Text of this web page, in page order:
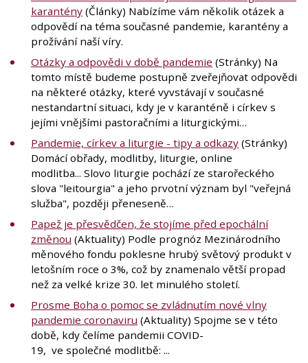
karantény (Články) Nabízíme vám několik otázek a
odpovědí na téma současné pandemie, karantény a
prožívání naší víry.
Otázky a odpovědi v době pandemie (Stránky) Na
tomto místě budeme postupně zveřejňovat odpovědi
na některé otázky, které vyvstávají v současné
nestandartní situaci, kdy je v karanténě i církev s
jejími vnějšími pastoračními a liturgickými…
Pandemie, církev a liturgie - tipy a odkazy (Stránky)
Domácí obřady, modlitby, liturgie, online
modlitba... Slovo liturgie pochází ze starořeckého
slova "leitourgia" a jeho prvotní význam byl "veřejná
služba", později přeneseně…
Papež je přesvědčen, že stojíme před epochální
změnou (Aktuality) Podle prognóz Mezinárodního
měnového fondu poklesne hrubý světový produkt v
letošním roce o 3%, což by znamenalo větší propad
než za velké krize 30. let minulého století.
Prosme Boha o pomoc se zvládnutím nové vlny
pandemie coronaviru (Aktuality) Spojme se v této
době, kdy čelíme pandemii COVID-
19, ve společné modlitbě: ...